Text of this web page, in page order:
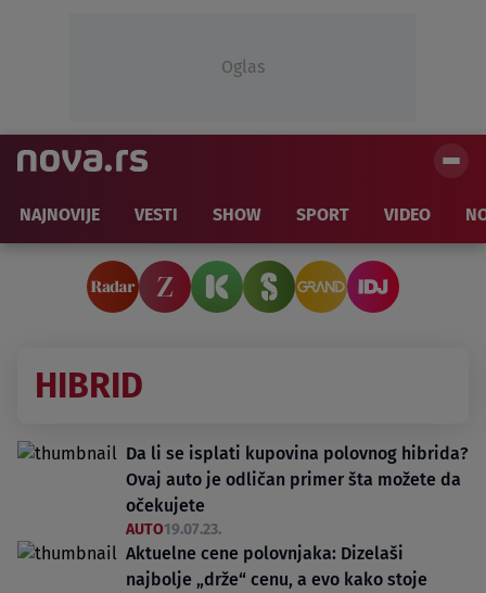
Oglas
NAJNOVIJE VESTI SHOW SPORT VIDEO
HIBRID
Da li se isplati kupovina polovnog hibrida?
Ovaj auto je odličan primer šta možete da
očekujete
AUTO19.07.23.
Aktuelne cene polovnjaka: Dizelaši
najbolje „drže“ cenu, a evo kako stoje